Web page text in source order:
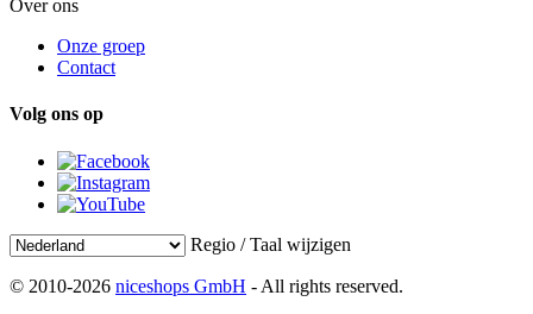
Over ons
Onze groep
Contact
Volg ons op
Regio / Taal wijzigen
© 2010-2026 niceshops GmbH - All rights reserved.